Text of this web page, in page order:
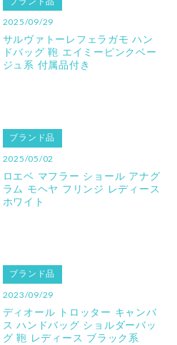
2025/09/29
サルヴァトーレフェラガモ ハン
ドバッグ 鞄 エイミーピンクベー
ジュ系 付属品付き
ブランド品
2025/05/02
ロエベ マフラー ショール アナグ
ラム モヘヤ フリンジ レディース
ホワイト
ブランド品
2023/09/29
ディオール トロッター キャンバ
ス ハンドバッグ ショルダーバッ
グ 鞄 レディース ブラック系